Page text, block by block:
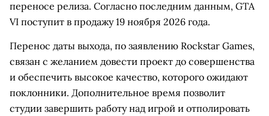
переносе релиза. Согласно последним данным, GTA
VI поступит в продажу 19 ноября 2026 года.
Перенос даты выхода, по заявлению Rockstar Games,
связан с желанием довести проект до совершенства
и обеспечить высокое качество, которого ожидают
поклонники. Дополнительное время позволит
студии завершить работу над игрой и отполировать